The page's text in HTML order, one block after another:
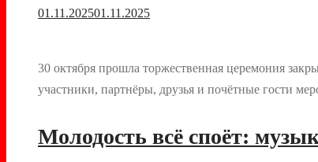
01.11.202501.11.2025
30 октября прошла торжественная церемония
участники, партнёры, друзья и почётные гости
Молодость всё споёт: